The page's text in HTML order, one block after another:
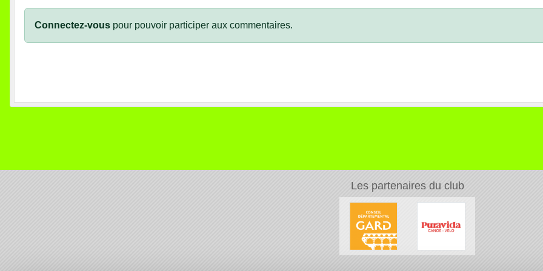
Connectez-vous pour pouvoir participer aux commentaires.
Les partenaires du club